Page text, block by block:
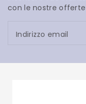
con le nostre offerte
Indirizzo email